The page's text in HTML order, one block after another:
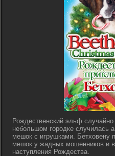
Рождественский эльф
небольшом городке случилась
мешок с игрушками. Бетховену
мешок у жадных мошенников и
наступления Рождества.